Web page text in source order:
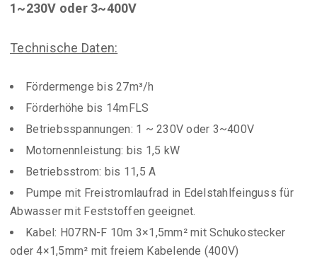
1~230V oder 3~400V
Technische Daten:
Fördermenge bis 27m³/h
Förderhöhe bis 14mFLS
Betriebsspannungen: 1 ~ 230V oder 3~400V
Motornennleistung: bis 1,5 kW
Betriebsstrom: bis 11,5 A
Pumpe mit Freistromlaufrad in Edelstahlfeinguss für
Abwasser mit Feststoffen geeignet.
Kabel: H07RN-F 10m 3×1,5mm² mit Schukostecker
oder 4×1,5mm² mit freiem Kabelende (400V)